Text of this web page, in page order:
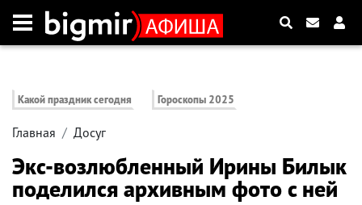
Какой праздник сегодня Гороскопы 2025
Главная Досуг
Экс-возлюбленный Ирины Билык
поделился архивным фото с ней